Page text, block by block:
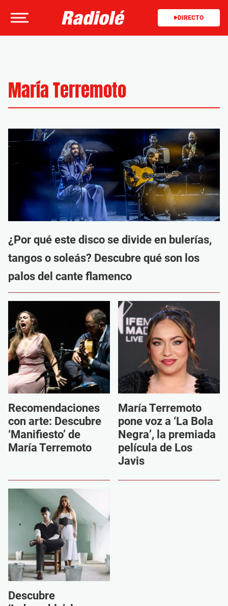
DIRECTO
María Terremoto
¿Por qué este disco se divide en bulerías,
tangos o soleás? Descubre qué son los
palos del cante flamenco
Recomendaciones
con arte: Descubre
‘Manifiesto’ de
María Terremoto
María Terremoto
pone voz a ‘La Bola
Negra’, la premiada
película de Los
Javis
Descubre